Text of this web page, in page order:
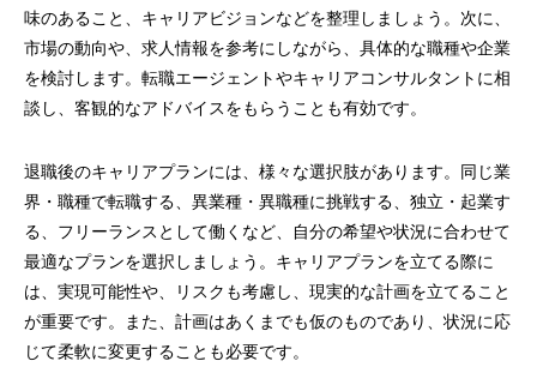
味のあること、キャリアビジョンなどを整理しましょう。次に、
市場の動向や、求人情報を参考にしながら、具体的な職種や企業
を検討します。転職エージェントやキャリアコンサルタントに相
談し、客観的なアドバイスをもらうことも有効です。
退職後のキャリアプランには、様々な選択肢があります。同じ業
界・職種で転職する、異業種・異職種に挑戦する、独立・起業す
る、フリーランスとして働くなど、自分の希望や状況に合わせて
最適なプランを選択しましょう。キャリアプランを立てる際に
は、実現可能性や、リスクも考慮し、現実的な計画を立てること
が重要です。また、計画はあくまでも仮のものであり、状況に応
じて柔軟に変更することも必要です。